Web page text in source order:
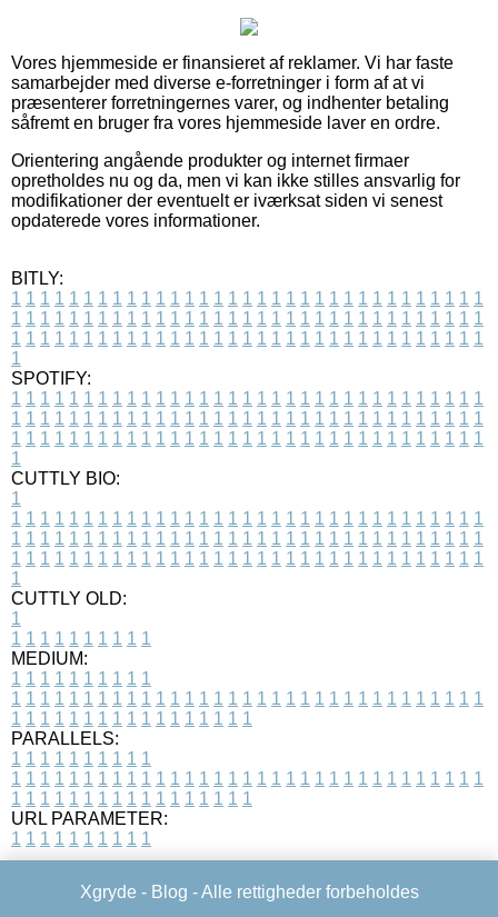
Vores hjemmeside er finansieret af reklamer. Vi har faste
samarbejder med diverse e-forretninger i form af at vi
præsenterer forretningernes varer, og indhenter betaling
såfremt en bruger fra vores hjemmeside laver en ordre.
Orientering angående produkter og internet firmaer
opretholdes nu og da, men vi kan ikke stilles ansvarlig for
modifikationer der eventuelt er iværksat siden vi senest
opdaterede vores informationer.
BITLY:
1 1 1 1 1 1 1 1 1 1 1 1 1 1 1 1 1 1 1 1 1 1 1 1 1 1 1 1 1 1 1 1 1
1 1 1 1 1 1 1 1 1 1 1 1 1 1 1 1 1 1 1 1 1 1 1 1 1 1 1 1 1 1 1 1 1
1 1 1 1 1 1 1 1 1 1 1 1 1 1 1 1 1 1 1 1 1 1 1 1 1 1 1 1 1 1 1 1 1
1
SPOTIFY:
1 1 1 1 1 1 1 1 1 1 1 1 1 1 1 1 1 1 1 1 1 1 1 1 1 1 1 1 1 1 1 1 1
1 1 1 1 1 1 1 1 1 1 1 1 1 1 1 1 1 1 1 1 1 1 1 1 1 1 1 1 1 1 1 1 1
1 1 1 1 1 1 1 1 1 1 1 1 1 1 1 1 1 1 1 1 1 1 1 1 1 1 1 1 1 1 1 1 1
1
CUTTLY BIO:
1
1 1 1 1 1 1 1 1 1 1 1 1 1 1 1 1 1 1 1 1 1 1 1 1 1 1 1 1 1 1 1 1 1
1 1 1 1 1 1 1 1 1 1 1 1 1 1 1 1 1 1 1 1 1 1 1 1 1 1 1 1 1 1 1 1 1
1 1 1 1 1 1 1 1 1 1 1 1 1 1 1 1 1 1 1 1 1 1 1 1 1 1 1 1 1 1 1 1 1
1
CUTTLY OLD:
1
1 1 1 1 1 1 1 1 1 1
MEDIUM:
1 1 1 1 1 1 1 1 1 1
1 1 1 1 1 1 1 1 1 1 1 1 1 1 1 1 1 1 1 1 1 1 1 1 1 1 1 1 1 1 1 1 1
1 1 1 1 1 1 1 1 1 1 1 1 1 1 1 1 1
PARALLELS:
1 1 1 1 1 1 1 1 1 1
1 1 1 1 1 1 1 1 1 1 1 1 1 1 1 1 1 1 1 1 1 1 1 1 1 1 1 1 1 1 1 1 1
1 1 1 1 1 1 1 1 1 1 1 1 1 1 1 1 1
URL PARAMETER:
1 1 1 1 1 1 1 1 1 1
Xgryde - Blog - Alle rettigheder forbeholdes